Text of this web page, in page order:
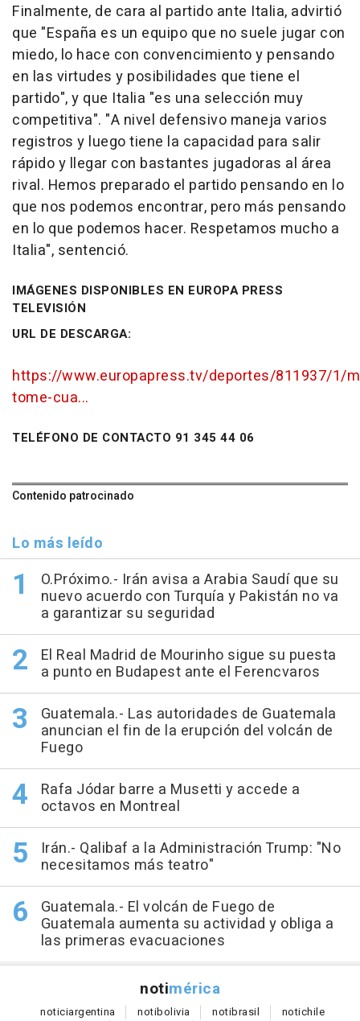
Finalmente, de cara al partido ante Italia, advirtió
que "España es un equipo que no suele jugar con
miedo, lo hace con convencimiento y pensando
en las virtudes y posibilidades que tiene el
partido", y que Italia "es una selección muy
competitiva". "A nivel defensivo maneja varios
registros y luego tiene la capacidad para salir
rápido y llegar con bastantes jugadoras al área
rival. Hemos preparado el partido pensando en lo
que nos podemos encontrar, pero más pensando
en lo que podemos hacer. Respetamos mucho a
Italia", sentenció.
IMÁGENES DISPONIBLES EN EUROPA PRESS
TELEVISIÓN
URL DE DESCARGA:
https://www.europapress.tv/deportes/811937/1/
tome-cua...
TELÉFONO DE CONTACTO 91 345 44 06
Contenido patrocinado
Lo más leído
O.Próximo.- Irán avisa a Arabia Saudí que su
nuevo acuerdo con Turquía y Pakistán no va
a garantizar su seguridad
El Real Madrid de Mourinho sigue su puesta
a punto en Budapest ante el Ferencvaros
Guatemala.- Las autoridades de Guatemala
anuncian el fin de la erupción del volcán de
Fuego
Rafa Jódar barre a Musetti y accede a
octavos en Montreal
Irán.- Qalibaf a la Administración Trump: "No
necesitamos más teatro"
Guatemala.- El volcán de Fuego de
Guatemala aumenta su actividad y obliga a
las primeras evacuaciones
notimérica
noticiargentina notibolivia notibrasil notichile